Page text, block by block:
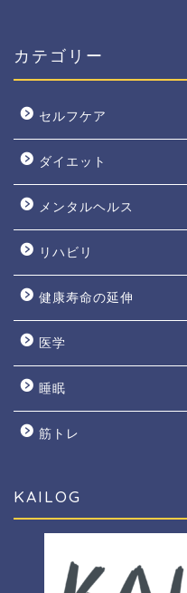
カテゴリー
セルフケア
ダイエット
メンタルヘルス
リハビリ
健康寿命の延伸
医学
睡眠
筋トレ
KAILOG